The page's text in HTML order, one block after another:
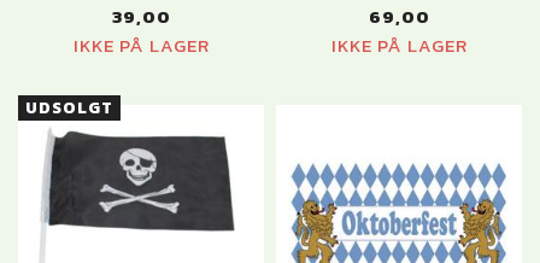
39,00
IKKE PÅ LAGER
69,00
IKKE PÅ LAGER
UDSOLGT